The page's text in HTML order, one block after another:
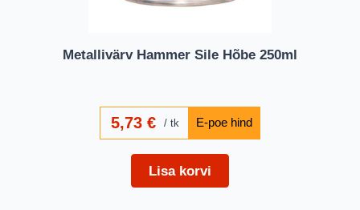
Metallivärv Hammer Sile Hõbe 250ml
5,73€ tk
Lisa korvi